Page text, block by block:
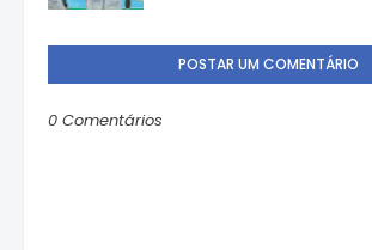
POSTAR UM COMENTÁRIO
0 Comentários